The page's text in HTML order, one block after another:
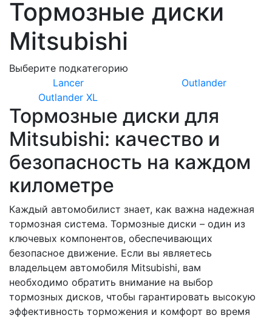
Тормозные диски
Mitsubishi
Выберите подкатегорию
Lancer
Outlander
Outlander XL
Тормозные диски для
Mitsubishi: качество и
безопасность на каждом
километре
Каждый автомобилист знает, как важна надежная
тормозная система. Тормозные диски – один из
ключевых компонентов, обеспечивающих
безопасное движение. Если вы являетесь
владельцем автомобиля Mitsubishi, вам
необходимо обратить внимание на выбор
тормозных дисков, чтобы гарантировать высокую
эффективность торможения и комфорт во время